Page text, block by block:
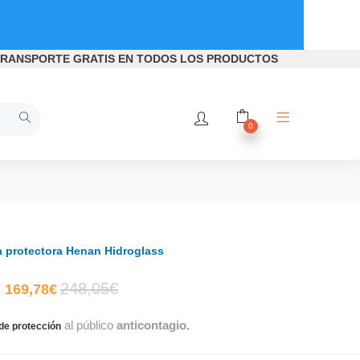
GRATIS EN TODOS LOS PRODUCTOS
0
protectora Henan Hidroglass
169,78€El
precio
248,05€El
precio
protección al público anticontagio.